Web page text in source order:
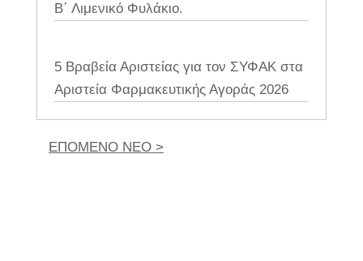
Β΄ Λιμενικό Φυλάκιο.
5 Βραβεία Αριστείας για τον ΣΥΦΑΚ στα
Αριστεία Φαρμακευτικής Αγοράς 2026
ΕΠΟΜΕΝΟ ΝΕΟ >